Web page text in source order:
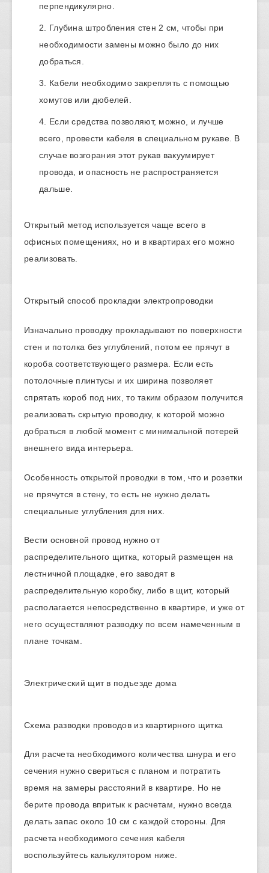
перпендикулярно.
Глубина штробления стен 2 см, чтобы при
необходимости замены можно было до них
добраться.
Кабели необходимо закреплять с помощью
хомутов или дюбелей.
Если средства позволяют, можно, и лучше
всего, провести кабеля в специальном рукаве. В
случае возгорания этот рукав вакуумирует
провода, и опасность не распространяется
дальше.
Открытый метод используется чаще всего в
офисных помещениях, но и в квартирах его можно
реализовать.
Открытый способ прокладки электропроводки
Изначально проводку прокладывают по поверхности
стен и потолка без углублений, потом ее прячут в
короба соответствующего размера. Если есть
потолочные плинтусы и их ширина позволяет
спрятать короб под них, то таким образом получится
реализовать скрытую проводку, к которой можно
добраться в любой момент с минимальной потерей
внешнего вида интерьера.
Особенность открытой проводки в том, что и розетки
не прячутся в стену, то есть не нужно делать
специальные углубления для них.
Вести основной провод нужно от
распределительного щитка, который размещен на
лестничной площадке, его заводят в
распределительную коробку, либо в щит, который
располагается непосредственно в квартире, и уже от
него осуществляют разводку по всем намеченным в
плане точкам.
Электрический щит в подъезде дома
Схема разводки проводов из квартирного щитка
Для расчета необходимого количества шнура и его
сечения нужно свериться с планом и потратить
время на замеры расстояний в квартире. Но не
берите провода впритык к расчетам, нужно всегда
делать запас около 10 см с каждой стороны. Для
расчета необходимого сечения кабеля
воспользуйтесь калькулятором ниже.